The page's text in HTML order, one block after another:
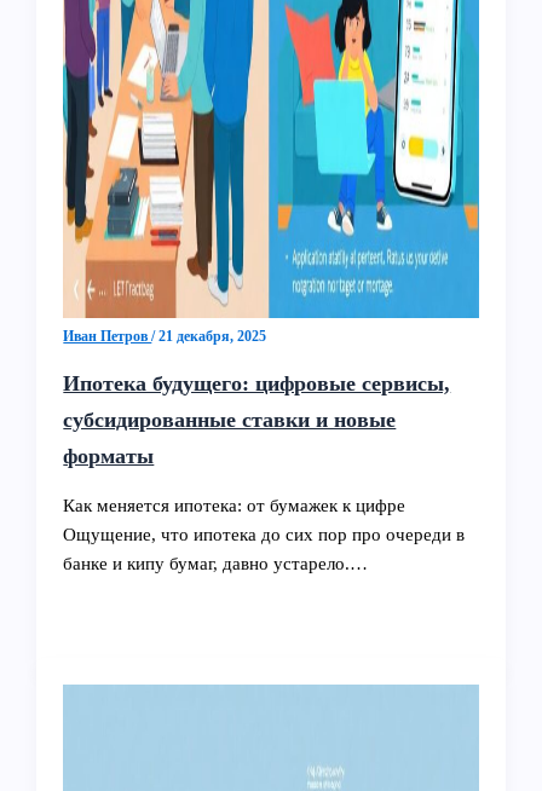
Иван Петров/21 декабря, 2025
Ипотека будущего: цифровые сервисы,
субсидированные ставки и новые
форматы
Как меняется ипотека: от бумажек к цифре
Ощущение, что ипотека до сих пор про очереди в
банке и кипу бумаг, давно устарело.…